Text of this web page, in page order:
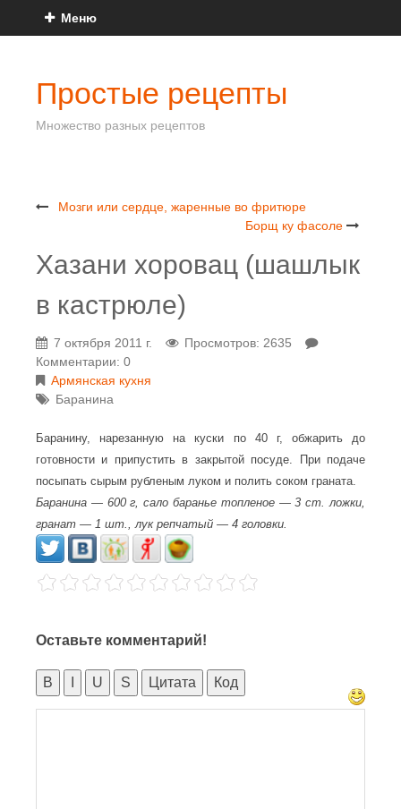
Меню
Простые рецепты
Множество разных рецептов
Мозги или сердце, жаренные во фритюре
Борщ ку фасоле
Хазани хоровац (шашлык
в кастрюле)
7 октября 2011 г.
Просмотров: 2635
Комментарии: 0
Армянская кухня
Баранина
Баранину, нарезанную на куски по 40 г, обжарить до
готовности и припустить в закрытой посуде. При подаче
посыпать сырым рубленым луком и полить соком граната.
Баранина — 600 г, сало баранье топленое — 3 ст. ложки,
гранат — 1 шт., лук репчатый — 4 головки.
Оставьте комментарий!
B U S Цитата Код